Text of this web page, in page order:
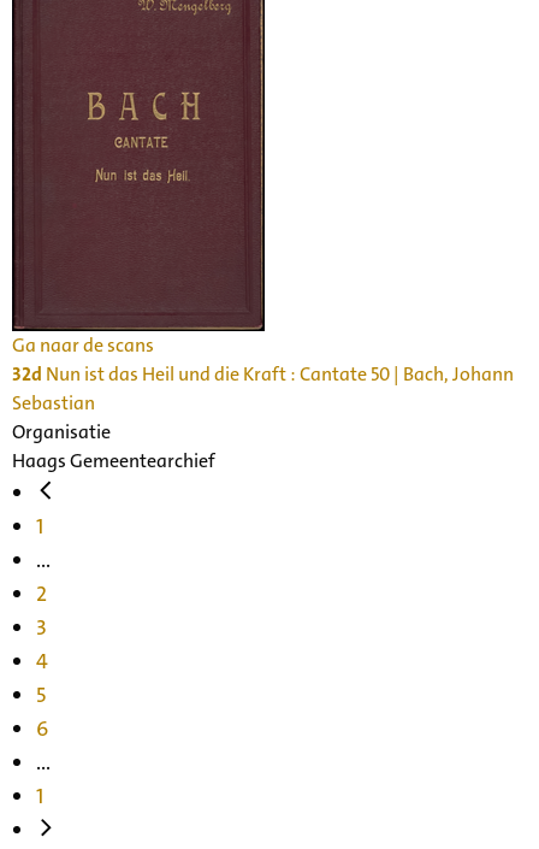
Ga naar de scans
32d Nun ist das Heil und die Kraft : Cantate 50 | Bach, Johann
Sebastian
Organisatie
Haags Gemeentearchief
1
...
2
3
4
5
6
...
1